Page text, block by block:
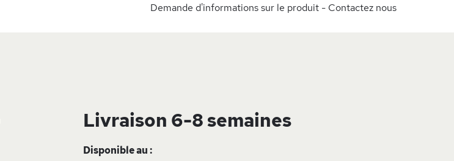
Demande d'informations sur le produit - Contactez nous
Livraison 6-8 semaines
Disponible au :